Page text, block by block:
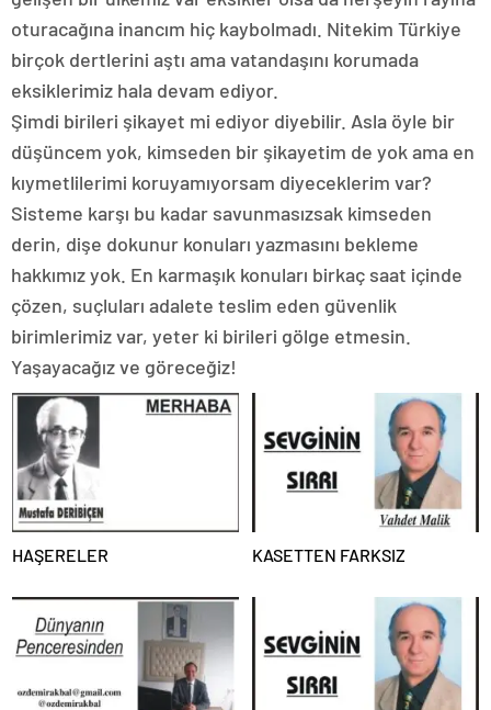
oturacağına inancım hiç kaybolmadı. Nitekim Türkiye
birçok dertlerini aştı ama vatandaşını korumada
eksiklerimiz hala devam ediyor.
Şimdi birileri şikayet mi ediyor diyebilir. Asla öyle bir
düşüncem yok, kimseden bir şikayetim de yok ama en
kıymetlilerimi koruyamıyorsam diyeceklerim var?
Sisteme karşı bu kadar savunmasızsak kimseden
derin, dişe dokunur konuları yazmasını bekleme
hakkımız yok. En karmaşık konuları birkaç saat içinde
çözen, suçluları adalete teslim eden güvenlik
birimlerimiz var, yeter ki birileri gölge etmesin.
Yaşayacağız ve göreceğiz!
HAŞERELER KASETTEN FARKSIZ